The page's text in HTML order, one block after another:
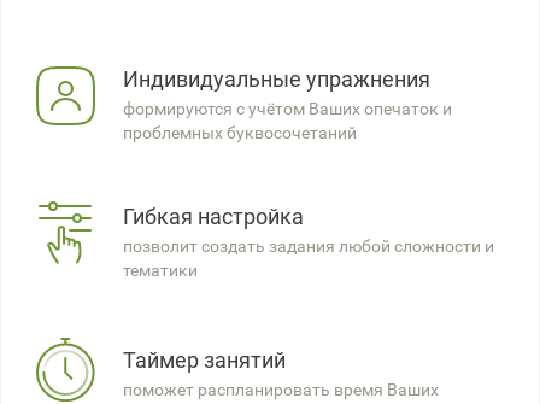
Индивидуальные упражнения
формируются с учётом Ваших опечаток и
проблемных буквосочетаний
Гибкая настройка
позволит создать задания любой сложности и
тематики
Таймер занятий
поможет распланировать время Ваших